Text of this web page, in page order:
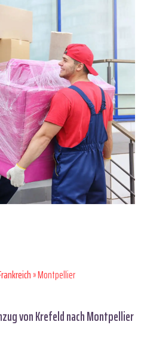
» Montpellier
von Krefeld nach Montpellier